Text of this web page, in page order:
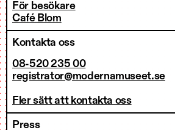
För besökare
Café Blom
Kontakta oss
08-520 235 00
registrator@modernamuseet.se
Fler sätt att kontakta oss
Press